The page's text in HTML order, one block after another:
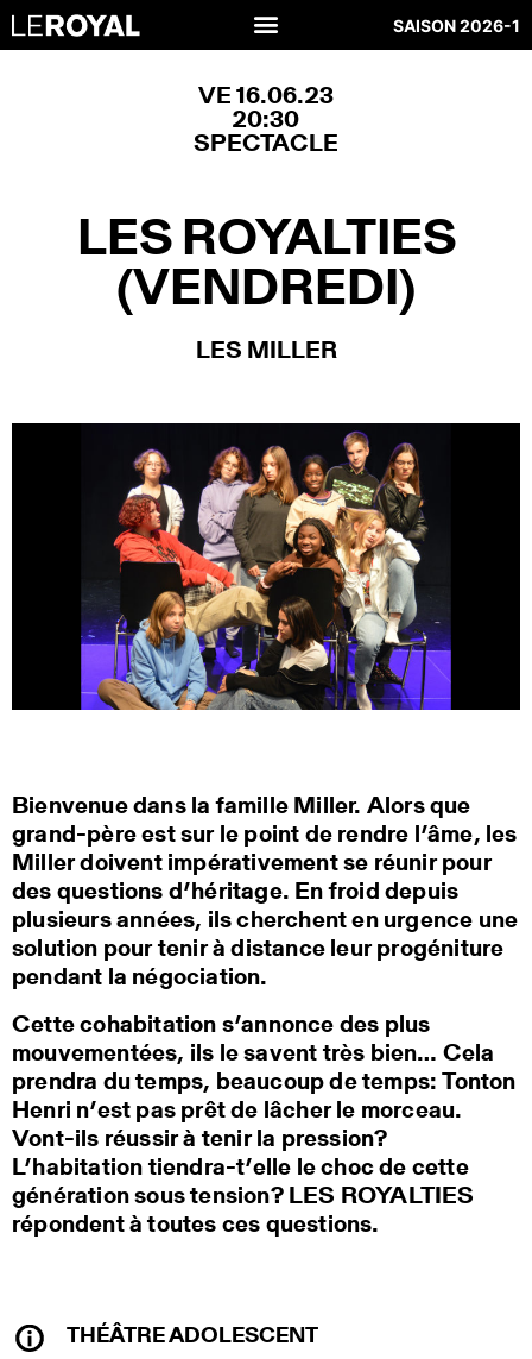
SAISON 2026-1
VE 16.06.23
20:30
SPECTACLE
LES ROYALTIES
(VENDREDI)
LES MILLER
Bienvenue dans la famille Miller. Alors que
grand-père est sur le point de rendre l’âme, les
Miller doivent impérativement se réunir pour
des questions d’héritage. En froid depuis
plusieurs années, ils cherchent en urgence une
solution pour tenir à distance leur progéniture
pendant la négociation.
Cette cohabitation s’annonce des plus
mouvementées, ils le savent très bien… Cela
prendra du temps, beaucoup de temps: Tonton
Henri n’est pas prêt de lâcher le morceau.
Vont-ils réussir à tenir la pression?
L’habitation tiendra-t’elle le choc de cette
génération sous tension? LES ROYALTIES
répondent à toutes ces questions.
THÉÂTRE ADOLESCENT